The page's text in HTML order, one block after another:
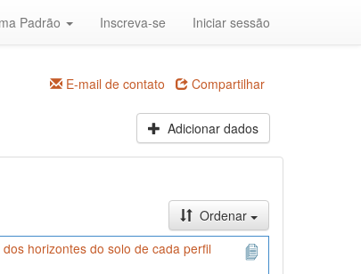
Padrão Inscreva-se Iniciar sessão
E-mail de contato Compartilhar
Adicionar dados
Ordenar
horizontes do solo de cada perfil